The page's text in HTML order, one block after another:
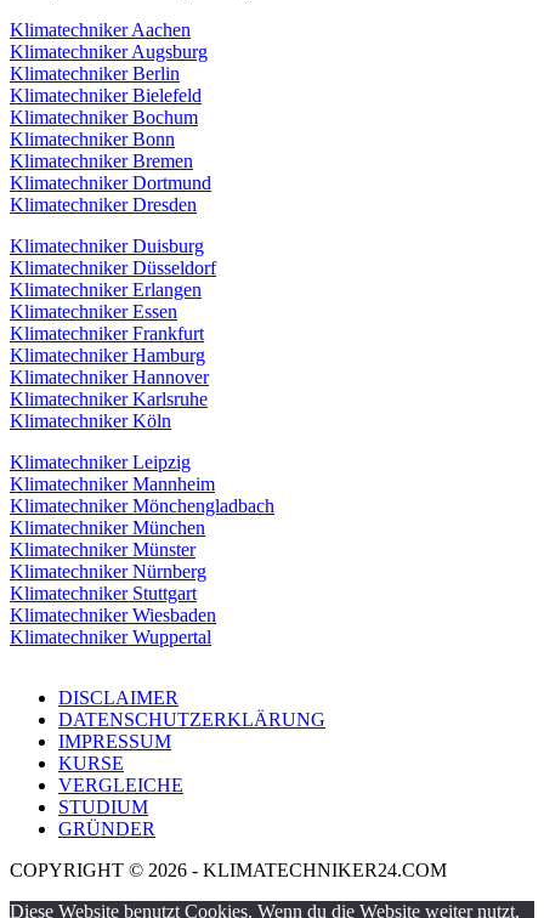
Klimatechniker Aachen
Klimatechniker Augsburg
Klimatechniker Berlin
Klimatechniker Bielefeld
Klimatechniker Bochum
Klimatechniker Bonn
Klimatechniker Bremen
Klimatechniker Dortmund
Klimatechniker Dresden
Klimatechniker Duisburg
Klimatechniker Düsseldorf
Klimatechniker Erlangen
Klimatechniker Essen
Klimatechniker Frankfurt
Klimatechniker Hamburg
Klimatechniker Hannover
Klimatechniker Karlsruhe
Klimatechniker Köln
Klimatechniker Leipzig
Klimatechniker Mannheim
Klimatechniker Mönchengladbach
Klimatechniker München
Klimatechniker Münster
Klimatechniker Nürnberg
Klimatechniker Stuttgart
Klimatechniker Wiesbaden
Klimatechniker Wuppertal
DISCLAIMER
DATENSCHUTZERKLÄRUNG
IMPRESSUM
KURSE
VERGLEICHE
STUDIUM
GRÜNDER
COPYRIGHT © 2026 - KLIMATECHNIKER24.COM
Diese Website benutzt Cookies. Wenn du die Website weiter nutzt,